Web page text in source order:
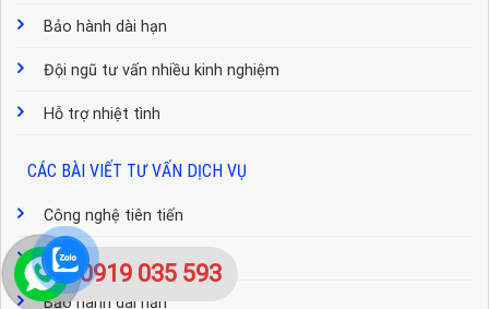
Bảo hành dài hạn
Đội ngũ tư vấn nhiều kinh nghiệm
Hỗ trợ nhiệt tình
CÁC BÀI VIẾT TƯ VẤN DỊCH VỤ
Công nghệ tiên tiến
Dịch vụ chu đáo
Bảo hành dài hạn
0919 035 593